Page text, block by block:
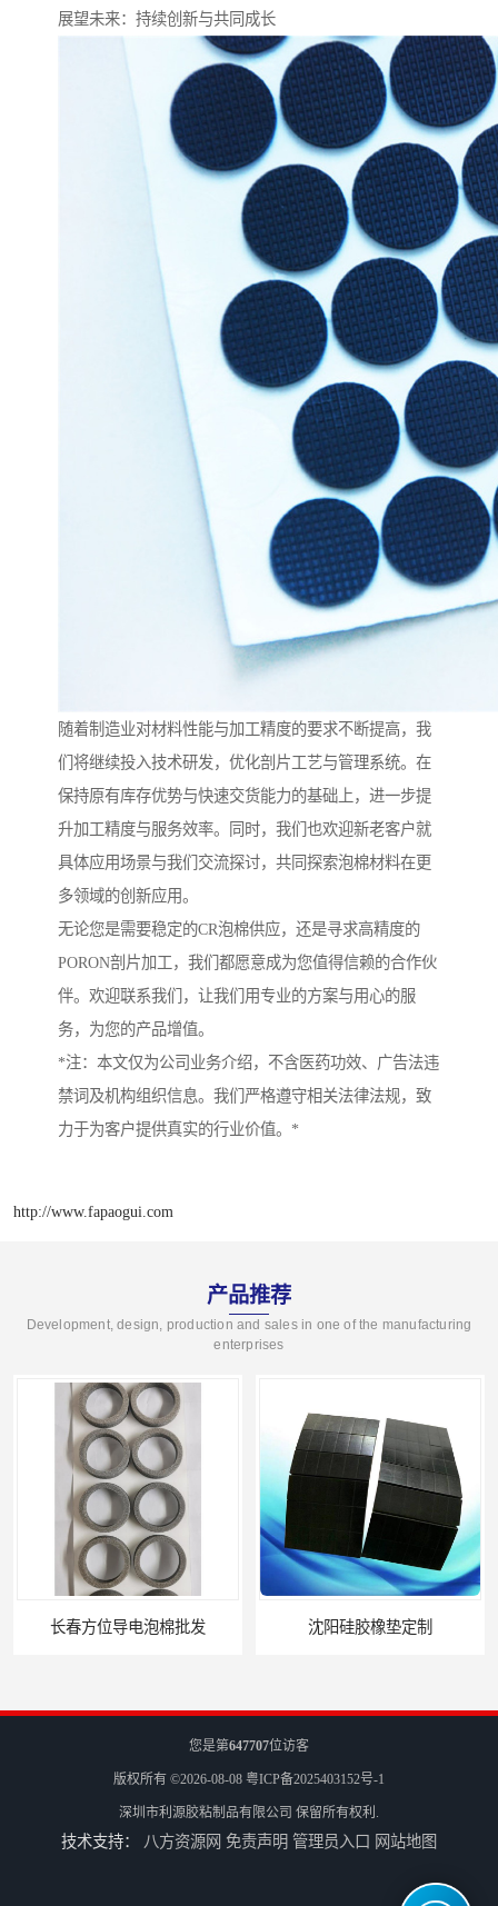
展望未来：持续创新与共同成长
随着制造业对材料性能与加工精度的要求不断提高，我
们将继续投入技术研发，优化剖片工艺与管理系统。在
保持原有库存优势与快速交货能力的基础上，进一步提
升加工精度与服务效率。同时，我们也欢迎新老客户就
具体应用场景与我们交流探讨，共同探索泡棉材料在更
多领域的创新应用。
无论您是需要稳定的CR泡棉供应，还是寻求高精度的
PORON剖片加工，我们都愿意成为您值得信赖的合作伙
伴。欢迎联系我们，让我们用专业的方案与用心的服
务，为您的产品增值。
*注：本文仅为公司业务介绍，不含医药功效、广告法违
禁词及机构组织信息。我们严格遵守相关法律法规，致
力于为客户提供真实的行业价值。*
http://www.fapaogui.com
产品推荐
Development, design, production and sales in one of the manufacturing
enterprises
沈阳硅胶橡垫定制 银川亮面液态发泡硅胶垫片定制
您是第647707位访客
版权所有 ©2026-08-08 粤ICP备2025403152号-1
深圳市利源胶粘制品有限公司 保留所有权利.
技术支持： 八方资源网 免责声明 管理员入口 网站地图